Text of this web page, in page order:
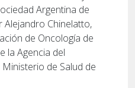
Argentina de
Alejandro Chinelatto,
de Oncología de
la Agencia del
de Salud de